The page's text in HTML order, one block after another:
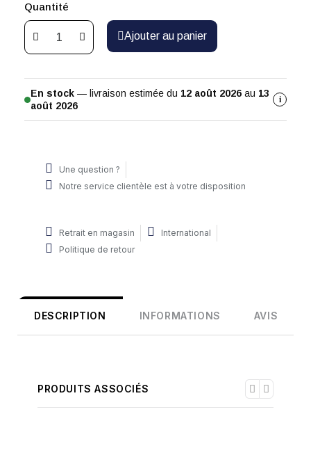
Quantité
Ajouter au panier
En stock — livraison estimée du 12 août 2026 au 13
août 2026
i
Une question ?
Notre service clientèle est à votre disposition
Retrait en magasin
International
Politique de retour
DESCRIPTION INFORMATIONS AVIS
PRODUITS ASSOCIÉS